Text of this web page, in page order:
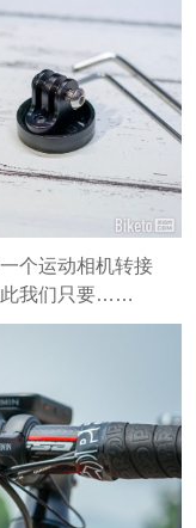
个运动相机转接
此我们只要……